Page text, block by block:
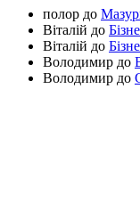
полор до
Віталій до
Віталій до
Володимир до
Володимир до